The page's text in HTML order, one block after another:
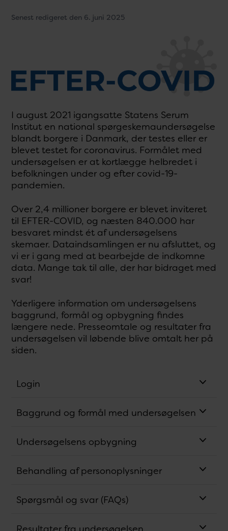
Senest redigeret den 6. juni 2025
I august 2021 igangsatte Statens Serum
Institut en national spørgeskemaundersøgelse
blandt borgere i Danmark, der testes eller er
blevet testet for coronavirus. Formålet med
undersøgelsen er at kortlægge helbredet i
befolkningen under og efter covid-19-
pandemien.
Over 2,4 millioner borgere er blevet inviteret
til EFTER-COVID, og næsten 840.000 har
besvaret mindst ét af undersøgelsens
skemaer. Dataindsamlingen er nu afsluttet, og
vi er i gang med at bearbejde de indkomne
data. Mange tak til alle, der har bidraget med
svar!
Yderligere information om undersøgelsens
baggrund, formål og opbygning findes
længere nede. Presseomtale og resultater fra
undersøgelsen vil løbende blive omtalt her på
siden.
Login
Baggrund og formål med undersøgelsen
Undersøgelsens opbygning
Behandling af personoplysninger
Spørgsmål og svar (FAQs)